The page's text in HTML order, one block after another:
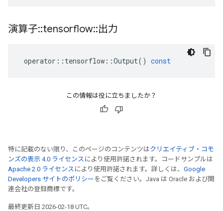
演算子::tensorflow::出力
operator :: tensorflow ::Output() const
この情報は役に立ちましたか？
特に記載のない限り、このページのコンテンツはクリエイティブ・コモ
ンズの表示 4.0 ライセンス により使用許諾されます。コードサンプルは
Apache 2.0 ライセンス により使用許諾されます。詳しくは、 Google
Developers サイトのポリシー をご覧ください。Java は Oracle および関
連会社の登録商標です。
最終更新日 2026-02-18 UTC。